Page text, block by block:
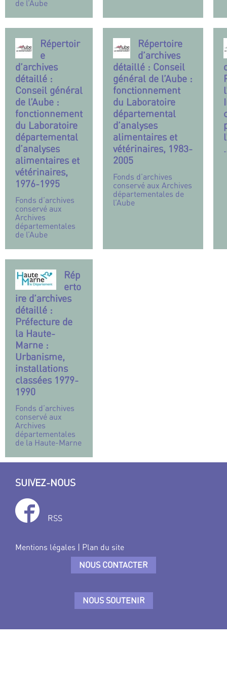
de l’Aube
Répertoir
e
d’archives
détaillé :
Conseil général
de l’Aube :
fonctionnement
du Laboratoire
départemental
d’analyses
alimentaires et
vétérinaires,
1976-1995
Fonds d’archives
conservé aux
Archives
départementales
de l’Aube
Répertoire
d’archives
détaillé : Conseil
général de l’Aube :
fonctionnement
du Laboratoire
départemental
d’analyses
alimentaires et
vétérinaires, 1983-
2005
Fonds d’archives
conservé aux Archives
départementales de
l’Aube
Rép
erto
ire d’archives
détaillé :
Préfecture de
la Haute-
Marne :
Urbanisme,
installations
classées 1979-
1990
Fonds d’archives
conservé aux
Archives
départementales
de la Haute-Marne
SUIVEZ-NOUS
RSS
Mentions légales | Plan du site
NOUS CONTACTER
NOUS SOUTENIR